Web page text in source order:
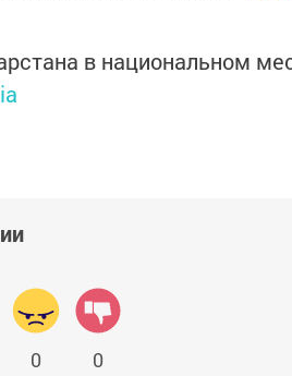
в национальном
0 0